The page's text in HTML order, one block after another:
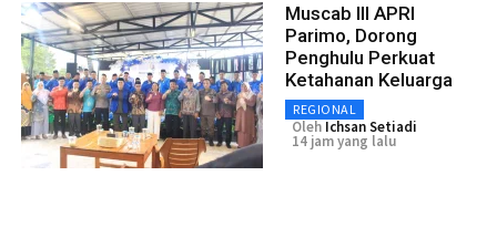
Muscab III APRI
Parimo, Dorong
Penghulu Perkuat
Ketahanan Keluarga
REGIONAL
Oleh Ichsan Setiadi
14 jam yang lalu